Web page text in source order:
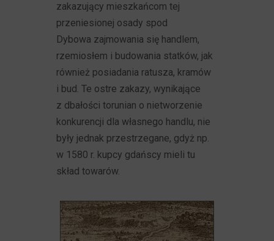
zakazujący mieszkańcom tej
przeniesionej osady spod
Dybowa zajmowania się handlem,
rzemiosłem i budowania statków, jak
również posiadania ratusza, kramów
i bud. Te ostre zakazy, wynikające
z dbałości torunian o nietworzenie
konkurencji dla własnego handlu, nie
były jednak przestrzegane, gdyż np.
w 1580 r. kupcy gdańscy mieli tu
skład towarów.